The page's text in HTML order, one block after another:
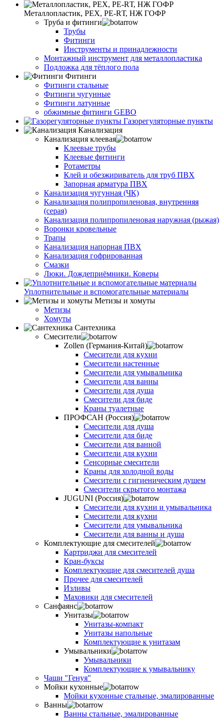
Металлопластик, РЕХ, РЕ-RТ, НЖ ГОФР
Труба и фитинги
Трубы
Фитинги
Инструменты и принадлежности
Монтажный инструмент для металлопластика
Подложка для тёплого пола
Фитинги
Фитинги стальные
Фитинги чугунные
Фитинги латунные
обжимные фитинги GEBO
Газорегуляторные пункты
Канализация
Канализация клеевая
Клеевые трубы
Клеевые фитинги
Ротаметры
Клей и обезжириватель для труб ПВХ
Запорная арматура ПВХ
Канализация чугунная (ЧК)
Канализация полипропиленовая, внутренняя
(серая)
Канализация полипропиленовая наружная (рыжая)
Воронки кровельные
Трапы
Канализация напорная ПВХ
Канализация гофрированная
Смазки
Люки. Дождеприёмники. Коверы
Уплотнительные и вспомогательные материалы
Метизы и хомуты
Метизы
Хомуты
Сантехника
Смесители
Zollen (Германия-Китай)
Смесители для кухни
Смесители настенные
Смесители для умывальника
Смесители для ванны
Смесители для душа
Смесители для биде
Краны туалетные
ПРОФСАН (Россия)
Смесители для душа
Смесители для биде
Смесители для ванной
Смесители для кухни
Сенсорные смесители
Краны для холодной воды
Смесители с гигиеническим душем
Смесители скрытого монтажа
JUGUNI (Россия)
Смесители для кухни и умывальника
Смесители для кухни
Смесители для умывальника
Смесители для ванны и душа
Комплектующие для смесителей
Картриджи для смесителей
Кран-буксы
Комплектующие для смесителей душа
Прочее для смесителей
Изливы
Маховики для смесителей
Санфаянс
Унитазы
Унитазы-компакт
Унитазы напольные
Комплектующие к унитазам
Умывальники
Умывальники
Комплектующие к умывальнику
Чаши "Генуя"
Мойки кухонные
Мойки кухонные стальные, эмалированные
Ванны
Ванны стальные, эмалированные